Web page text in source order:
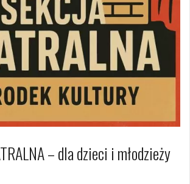
– dla dzieci i młodzieży